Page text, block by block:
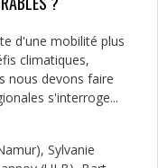
d'une mobilité plus
climatiques,
nous devons faire
s'interroge...
Sylvanie